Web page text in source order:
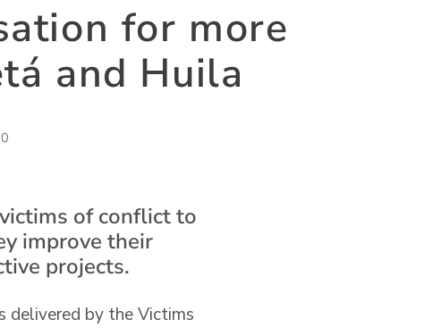
for more
and Huila
of conflict to
improve their
projects.
by the Victims